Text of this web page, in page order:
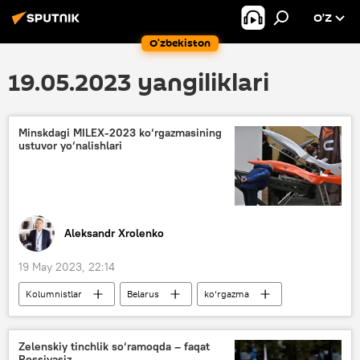
O‘zbekiston
O’Z
19.05.2023 yangiliklari
Minskdagi MILEX-2023 ko‘rgazmasining
ustuvor yo‘nalishlari
Aleksandr Xrolenko
19 May 2023, 22:14
Kolumnistlar Belarus
ko‘rgazma
harbiy texnika
Zelenskiy tinchlik so‘ramoqda – faqat